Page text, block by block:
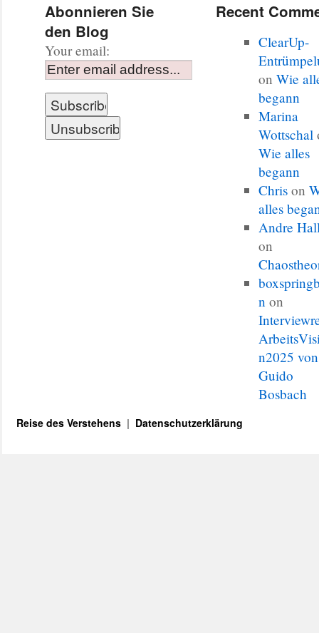
Abonnieren Sie
den Blog
Your email:
Recent
ClearUp-
onWie
begann
Marina
Wottschal
Wie alles
begann
Chris on
alles
Andre
on
n on
n2025 von
Guido
Bosbach
Reise des Verstehens Datenschutzerklärung